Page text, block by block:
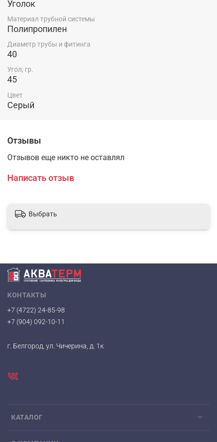
Уголок
Материал трубной системы
Полипропилен
Диаметр трубы и фитинга
40
Угол, гр.
45
Цвет
Серый
Отзывы
Отзывов еще никто не оставлял
Написать отзыв
Выбрать
КАТАЛОГ
КОНТАКТЫ
+7 (4722) 24-85-98
+7 (904) 092-10-11
г. Белгород, ул. Чичерина, д. 1к